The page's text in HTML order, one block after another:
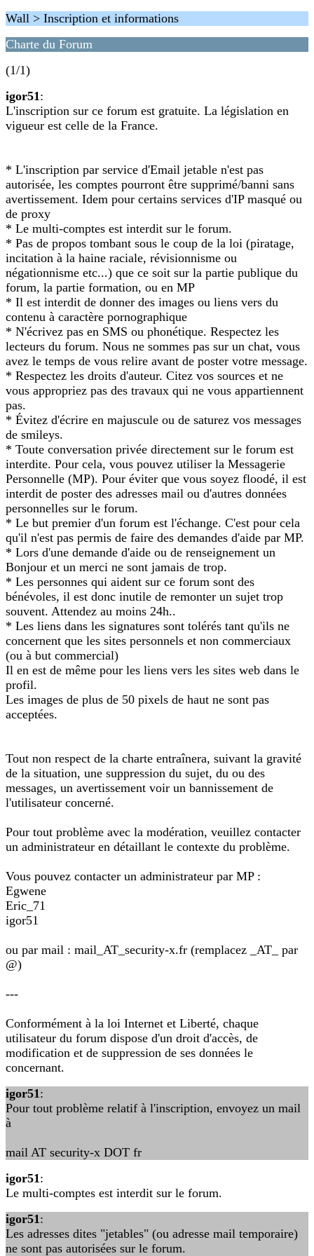
Wall > Inscription et informations
Charte du Forum
(1/1)
igor51:
L'inscription sur ce forum est gratuite. La législation en
vigueur est celle de la France.
* L'inscription par service d'Email jetable n'est pas
autorisée, les comptes pourront être supprimé/banni sans
avertissement. Idem pour certains services d'IP masqué ou
de proxy
* Le multi-comptes est interdit sur le forum.
* Pas de propos tombant sous le coup de la loi (piratage,
incitation à la haine raciale, révisionnisme ou
négationnisme etc...) que ce soit sur la partie publique du
forum, la partie formation, ou en MP
* Il est interdit de donner des images ou liens vers du
contenu à caractère pornographique
* N'écrivez pas en SMS ou phonétique. Respectez les
lecteurs du forum. Nous ne sommes pas sur un chat, vous
avez le temps de vous relire avant de poster votre message.
* Respectez les droits d'auteur. Citez vos sources et ne
vous appropriez pas des travaux qui ne vous appartiennent
pas.
* Évitez d'écrire en majuscule ou de saturez vos messages
de smileys.
* Toute conversation privée directement sur le forum est
interdite. Pour cela, vous pouvez utiliser la Messagerie
Personnelle (MP). Pour éviter que vous soyez floodé, il est
interdit de poster des adresses mail ou d'autres données
personnelles sur le forum.
* Le but premier d'un forum est l'échange. C'est pour cela
qu'il n'est pas permis de faire des demandes d'aide par MP.
* Lors d'une demande d'aide ou de renseignement un
Bonjour et un merci ne sont jamais de trop.
* Les personnes qui aident sur ce forum sont des
bénévoles, il est donc inutile de remonter un sujet trop
souvent. Attendez au moins 24h..
* Les liens dans les signatures sont tolérés tant qu'ils ne
concernent que les sites personnels et non commerciaux
(ou à but commercial)
Il en est de même pour les liens vers les sites web dans le
profil.
Les images de plus de 50 pixels de haut ne sont pas
acceptées.
Tout non respect de la charte entraînera, suivant la gravité
de la situation, une suppression du sujet, du ou des
messages, un avertissement voir un bannissement de
l'utilisateur concerné.
Pour tout problème avec la modération, veuillez contacter
un administrateur en détaillant le contexte du problème.
Vous pouvez contacter un administrateur par MP :
Egwene
Eric_71
igor51
ou par mail : mail_AT_security-x.fr (remplacez _AT_ par
@)
---
Conformément à la loi Internet et Liberté, chaque
utilisateur du forum dispose d'un droit d'accès, de
modification et de suppression de ses données le
concernant.
igor51:
Pour tout problème relatif à l'inscription, envoyez un mail
à
mail AT security-x DOT fr
igor51:
Le multi-comptes est interdit sur le forum.
igor51:
Les adresses dites "jetables" (ou adresse mail temporaire)
ne sont pas autorisées sur le forum.